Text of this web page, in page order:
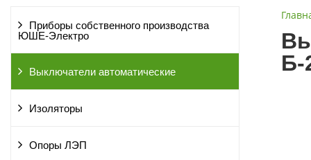
Приборы собственного производства
ЮШЕ-Электро
Выключатели автоматические
Изоляторы
Опоры ЛЭП
Б-